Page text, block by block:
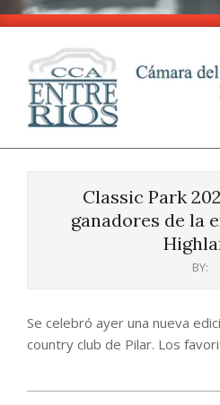
Skip
content
CCA
Classic Park
ganadores de la
BY:
Se celebró ayer una nueva
country club de Pilar. Los